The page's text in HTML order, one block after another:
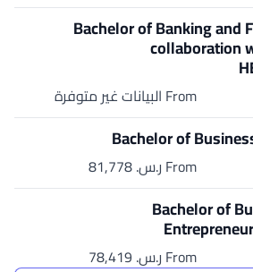
Bachelor of Banking and
collaboration
From البيانات غير متوفرة
Bachelor of
From ر.س.‏ 81,778
Bachelor of
From ر.س.‏ 78,419